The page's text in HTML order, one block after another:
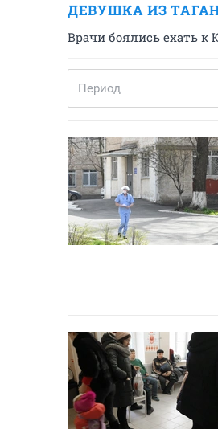
ДЕВУШКА ИЗ
Врачи боялись ехать к